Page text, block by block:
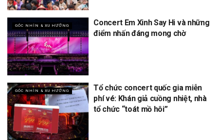
GÓC NHÌN & XU HƯỚNG
Concert Em Xinh Say Hi và những
điểm nhấn đáng mong chờ
GÓC NHÌN & XU HƯỚNG
Tổ chức concert quốc gia miễn
phí vé: Khán giả cuồng nhiệt, nhà
tổ chức “toát mồ hôi”